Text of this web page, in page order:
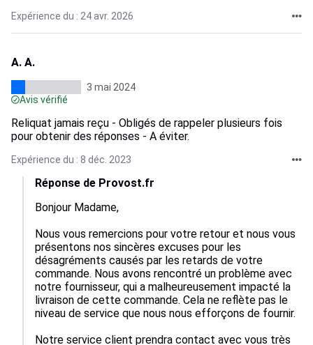
Expérience du : 24 avr. 2026
A. A.
3 mai 2024
Avis vérifié
Reliquat jamais reçu - Obligés de rappeler plusieurs fois
pour obtenir des réponses - A éviter.
Expérience du : 8 déc. 2023
Réponse de Provost.fr
Bonjour Madame,
Nous vous remercions pour votre retour et nous vous
présentons nos sincères excuses pour les
désagréments causés par les retards de votre
commande. Nous avons rencontré un problème avec
notre fournisseur, qui a malheureusement impacté la
livraison de cette commande. Cela ne reflète pas le
niveau de service que nous nous efforçons de fournir.
Notre service client prendra contact avec vous très